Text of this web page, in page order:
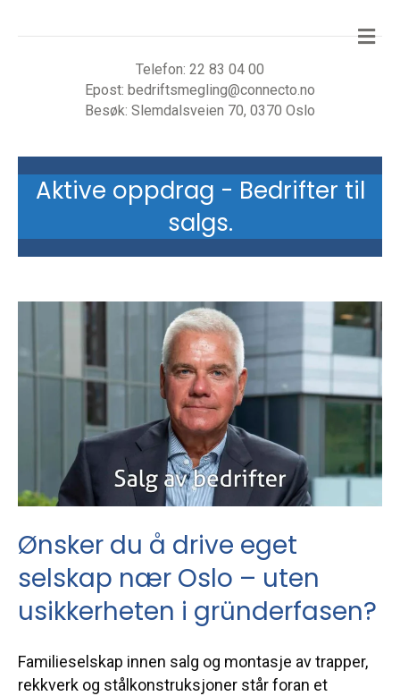
Telefon: 22 83 04 00
Epost: bedriftsmegling@connecto.no
Besøk: Slemdalsveien 70, 0370 Oslo
Aktive oppdrag - Bedrifter til
salgs.
Ønsker du å drive eget
selskap nær Oslo – uten
usikkerheten i gründerfasen?
Familieselskap innen salg og montasje av trapper,
rekkverk og stålkonstruksjoner står foran et